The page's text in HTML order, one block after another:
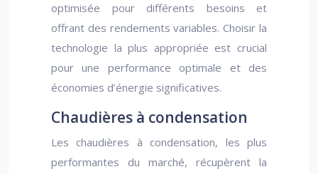
optimisée pour différents besoins et
offrant des rendements variables. Choisir la
technologie la plus appropriée est crucial
pour une performance optimale et des
économies d’énergie significatives.
Chaudières à condensation
Les chaudières à condensation, les plus
performantes du marché, récupèrent la